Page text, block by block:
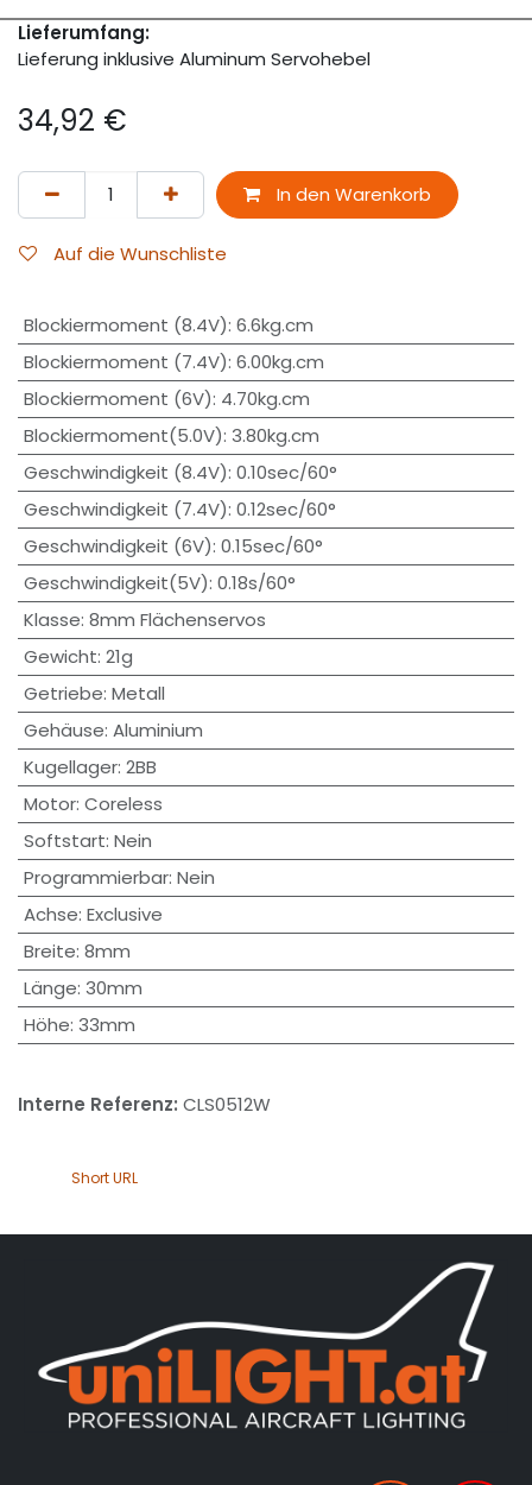
Lieferumfang:
Lieferung inklusive Aluminum Servohebel
34,92 €
In den Warenkorb
Auf die Wunschliste
Blockiermoment (8.4V): 6.6kg.cm
Blockiermoment (7.4V): 6.00kg.cm
Blockiermoment (6V): 4.70kg.cm
Blockiermoment(5.0V): 3.80kg.cm
Geschwindigkeit (8.4V): 0.10sec/60°
Geschwindigkeit (7.4V): 0.12sec/60°
Geschwindigkeit (6V): 0.15sec/60°
Geschwindigkeit(5V): 0.18s/60°
Klasse: 8mm Flächenservos
Gewicht: 21g
Getriebe: Metall
Gehäuse: Aluminium
Kugellager: 2BB
Motor: Coreless
Softstart: Nein
Programmierbar: Nein
Achse: Exclusive
Breite: 8mm
Länge: 30mm
Höhe: 33mm
Interne Referenz: CLS0512W
Short URL